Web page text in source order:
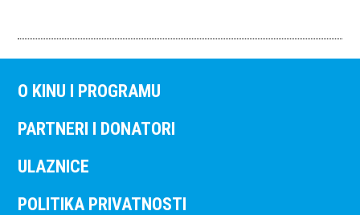
O KINU I PROGRAMU
PARTNERI I DONATORI
ULAZNICE
POLITIKA PRIVATNOSTI